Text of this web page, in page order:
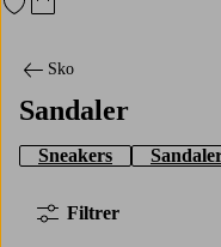
Gå til favoritmarkerede
Gå til indkøbskurven
Sko
Sandaler
Sneakers
Filtrer